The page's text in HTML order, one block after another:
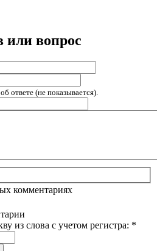
вопрос
ответе (не показывается).
комментариях
из слова с учетом регистра: *